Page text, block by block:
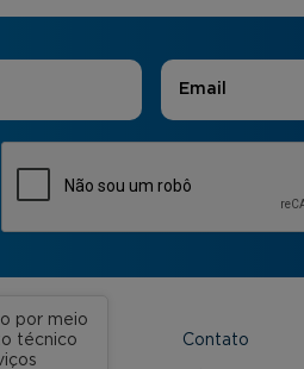
E-mail
Contato
por meio
técnico